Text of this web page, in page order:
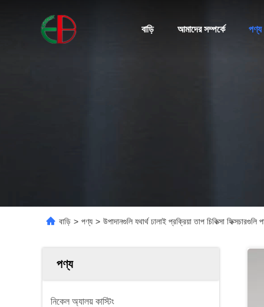
বাড়ি আমাদের সম্পর্কে পণ্য
বাড়ি > পণ্য > উপাদানগুলি যথার্থ ঢালাই প্রক্রিয়া তাপ চিকিত্সা
পণ্য
নিকেল অ্যালয় কাস্টিং